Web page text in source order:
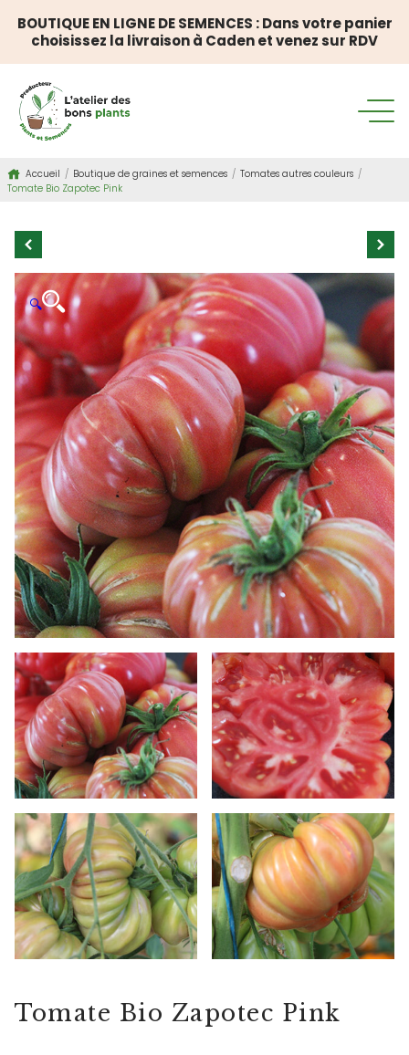
BOUTIQUE EN LIGNE DE SEMENCES : Dans votre panier
choisissez la livraison à Caden et venez sur RDV
Accueil / Boutique de graines et semences / Tomates autres couleurs /
Tomate Bio Zapotec Pink
🔍
Tomate Bio Zapotec Pink